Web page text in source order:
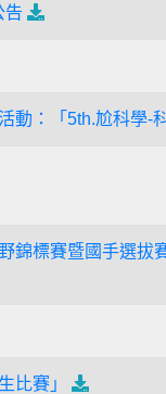
告
動：「5th.尬科學-
錦標賽暨國手選拔
比賽」